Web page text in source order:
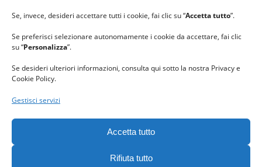
Se, invece, desideri accettare tutti i cookie, fai clic su “Accetta tutto”.
Se preferisci selezionare autonomamente i cookie da accettare, fai clic
su “Personalizza”.
Se desideri ulteriori informazioni, consulta qui sotto la nostra Privacy e
Cookie Policy.
Gestisci servizi
Accetta tutto
Rifiuta tutto